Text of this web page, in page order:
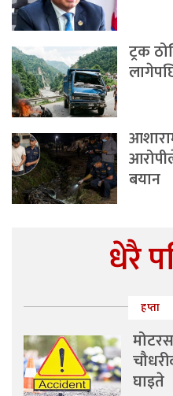
ट्रक
बयान
धेरै
हप्ता
घाइते